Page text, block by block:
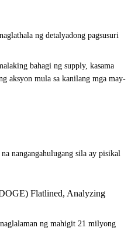
ng detalyadong pagsusuri
bahagi ng supply, kasama
aksyon mula sa kanilang mga may-
nangangahulugang sila ay pisikal
Flatlined, Analyzing
ng mahigit 21 milyong